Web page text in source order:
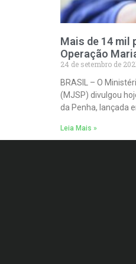
Mais de 14 mil
Operação
24 de setembro de
BRASIL – O
(MJSP) divulgou
da Penha, lançada
Leia Mais »